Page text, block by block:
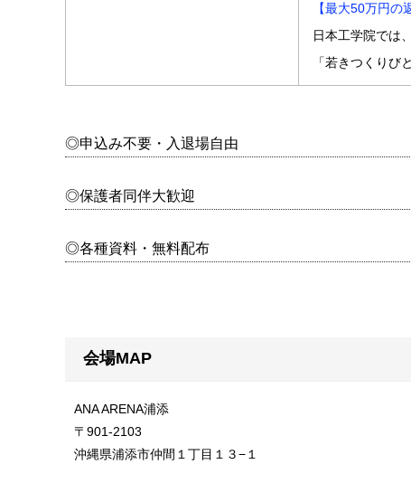
【最大50万円の
日本工学院では
「若きつくりび
◎申込み不要・入退場自由
◎保護者同伴大歓迎
◎各種資料・無料配布
会場MAP
ANA ARENA浦添
〒901-2103
沖縄県浦添市仲間１丁目１３−１